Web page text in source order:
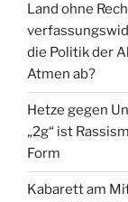
Land ohne
die Politik der
Atmen ab?
Hetze gegen
„2g“ ist
Form
Kabarett am